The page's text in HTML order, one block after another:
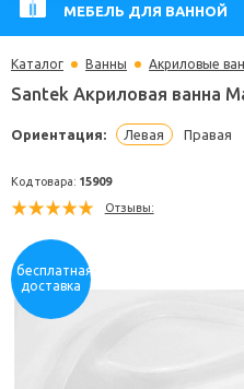
МЕБЕЛЬ ДЛЯ ВАННОЙ
Каталог Ванны Акриловые
бесплатная
доставка
Santek Акриловая
Ориентация: